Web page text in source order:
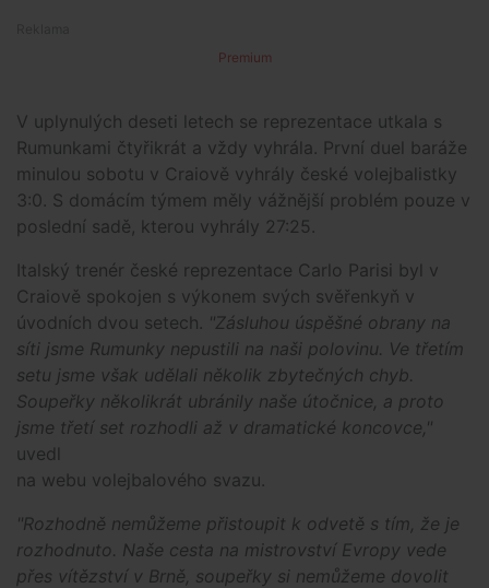
Premium
V uplynulých deseti letech se reprezentace utkala s
Rumunkami čtyřikrát a vždy vyhrála. První duel baráže
minulou sobotu v Craiově vyhrály české volejbalistky
3:0. S domácím týmem měly vážnější problém pouze v
poslední sadě, kterou vyhrály 27:25.
Italský trenér české reprezentace Carlo Parisi byl v
Craiově spokojen s výkonem svých svěřenkyň v
úvodních dvou setech. "Zásluhou úspěšné obrany na
síti jsme Rumunky nepustili na naši polovinu. Ve třetím
setu jsme však udělali několik zbytečných chyb.
Soupeřky několikrát ubránily naše útočnice, a proto
jsme třetí set rozhodli až v dramatické koncovce,"
uvedl
na webu volejbalového svazu.
"Rozhodně nemůžeme přistoupit k odvetě s tím, že je
rozhodnuto. Naše cesta na mistrovství Evropy vede
přes vítězství v Brně, soupeřky si nemůžeme dovolit